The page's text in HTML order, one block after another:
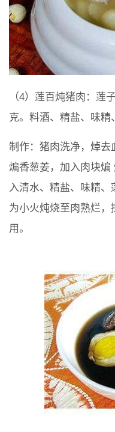
（4）莲百炖猪肉：莲
克。料酒、精盐、味精
制作：猪肉洗净，焯去
煸香葱姜，加入肉块煸
入清水、精盐、味精
为小火炖烧至肉熟烂
用。